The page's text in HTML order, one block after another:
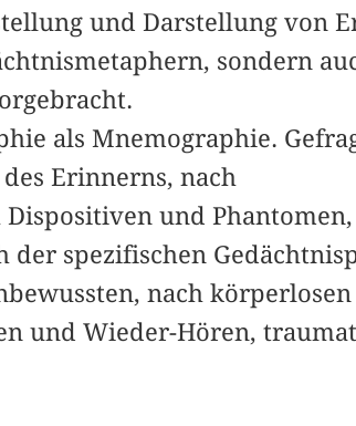
und Darstellung von
sondern
als Mnemographie.
Erinnerns, nach
und Phantomen,
spezifischen
nach
und Wieder-Hören,